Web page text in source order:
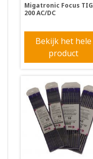
Migatronic Focus TIG
200 AC/DC
Bekijk het hele
product